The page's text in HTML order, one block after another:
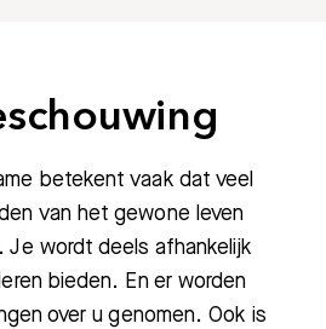
betekent vaak dat veel
van het gewone leven
Je wordt deels afhankelijk
bieden. En er worden
over u genomen. Ook is